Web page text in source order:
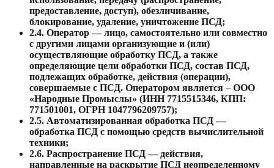
предоставление, доступ), обезличивание,
блокирование, удаление, уничтожение ПСД;
2.4. Оператор — лицо, самостоятельно или совместно
с другими лицами организующие и (или)
осуществляющие обработку ПСД, а также
определяющие цели обработки ПСД, состав ПСД,
подлежащих обработке, действия (операции),
совершаемые с ПСД. Оператором является – ООО
«Народные Промыслы» (ИНН 7715515346, КПП:
771501001, ОГРН 1047796209757);
2.5. Автоматизированная обработка ПСД —
обработка ПСД с помощью средств вычислительной
техники;
2.6. Распространение ПСД — действия,
направленные на раскрытие ПСД неопределенному